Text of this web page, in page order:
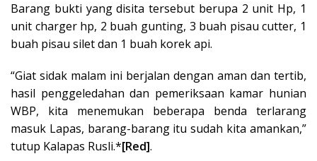
Barang bukti yang disita tersebut berupa 2 unit Hp, 1
unit charger hp, 2 buah gunting, 3 buah pisau cutter, 1
buah pisau silet dan 1 buah korek api.
“Giat sidak malam ini berjalan dengan aman dan tertib,
hasil penggeledahan dan pemeriksaan kamar hunian
WBP, kita menemukan beberapa benda terlarang
masuk Lapas, barang-barang itu sudah kita amankan,”
tutup Kalapas Rusli.*[Red].